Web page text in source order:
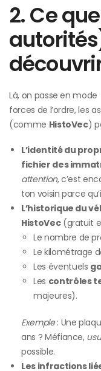
2. Ce
Là, on passe en mode
forces de l’ordre, les
(comme HistoVec)
L’identité du
fichier des
attention, c’est
ton voisin parce
L’historique du
HistoVec(gratuit
Le nombre de
Le kilométrage
Les éventuels
Les contrôles
majeures).
Exemple: Une
ans ? Méfiance,
possible.
Les infractions